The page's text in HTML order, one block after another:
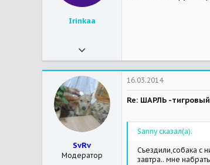
Мои зверушки
Irinkaa
224
16
Мои зверушки
SvRv
Модератор
16.03.2014
Re: ШАРЛЬ -
Sanny сказал(а):
Съездили,собака с
завтра.. мне